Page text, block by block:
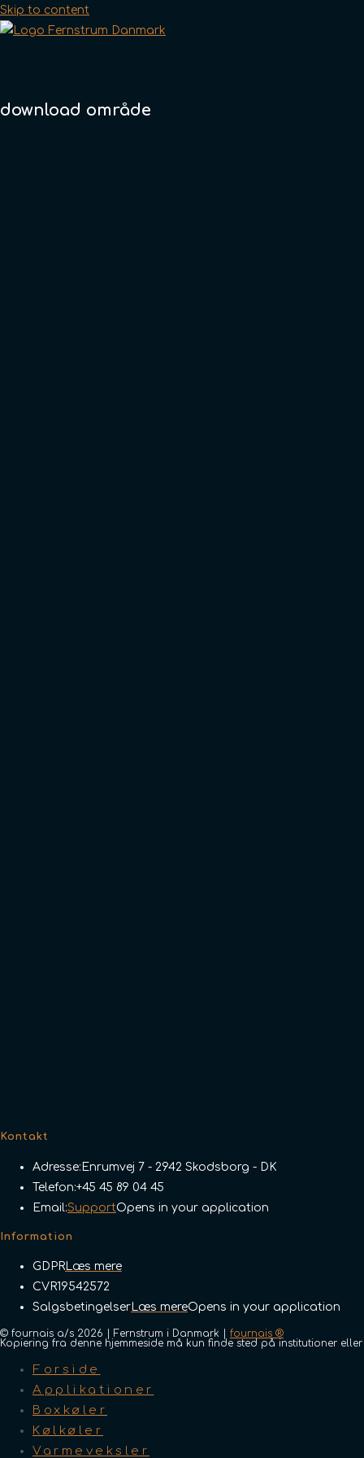
Skip to content
download område
Kontakt
Adresse: Enrumvej 7 - 2942 Skodsborg - DK
Telefon:+45 45 89 04 45
Email:SupportOpens in your application
Information
GDPR Læs mere
CVR19542572
Salgsbetingelser Læs mereOpens in your application
© fournais a/s 2026 | Fernstrum i Danmark | fournais ®
Kopiering fra denne hjemmeside må kun finde sted på institutioner
Forside
Applikationer
Boxkøler
Kølkøler
Varmeveksler